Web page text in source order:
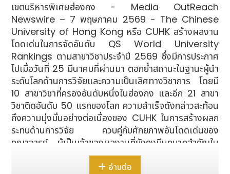
เขตบริหารพิเศษฮ่องกง - Media OutReach
Newswire – 7 พฤษภาคม 2569 - The Chinese
University of Hong Kong หรือ CUHK สร้างผลงาน
โดดเด่นในการจัดอันดับ QS World University
Rankings ตามสาขาวิชาประจำปี 2569 ซึ่งมีการประกาศ
ไปเมื่อวันที่ 25 มีนาคมที่ผ่านมา ตอกย้ำสถานะในฐานะผู้นำ
ระดับโลกด้านการวิจัยและความเป็นเลิศทางวิชาการ โดยมี
10 สาขาวิชาที่ครองอันดับหนึ่งในฮ่องกง และอีก 21 สาขา
วิชาติดอันดับ 50 แรกของโลก ความสำเร็จดังกล่าวสะท้อน
ถึงความมุ่งมั่นอย่างต่อเนื่องของ CUHK ในการสร้างผลก
ระทบด้านการวิจัย ควบคู่กับศักยภาพอันโดดเด่นของ
คณาจารย์ ผู้เป็นเจ้าของผลงานที่ยังคงมีบทบาทสำคัญใน
การขับเคลื่อนองค์ความรู้เพื่อตอบโจทย์ความท้าทายสำคัญ
อ่านต่อ